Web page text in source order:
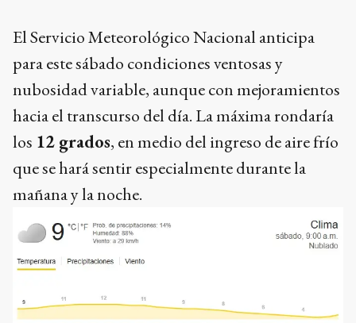
El Servicio Meteorológico Nacional anticipa
para este sábado condiciones ventosas y
nubosidad variable, aunque con mejoramientos
hacia el transcurso del día. La máxima rondaría
los 12 grados, en medio del ingreso de aire frío
que se hará sentir especialmente durante la
mañana y la noche.